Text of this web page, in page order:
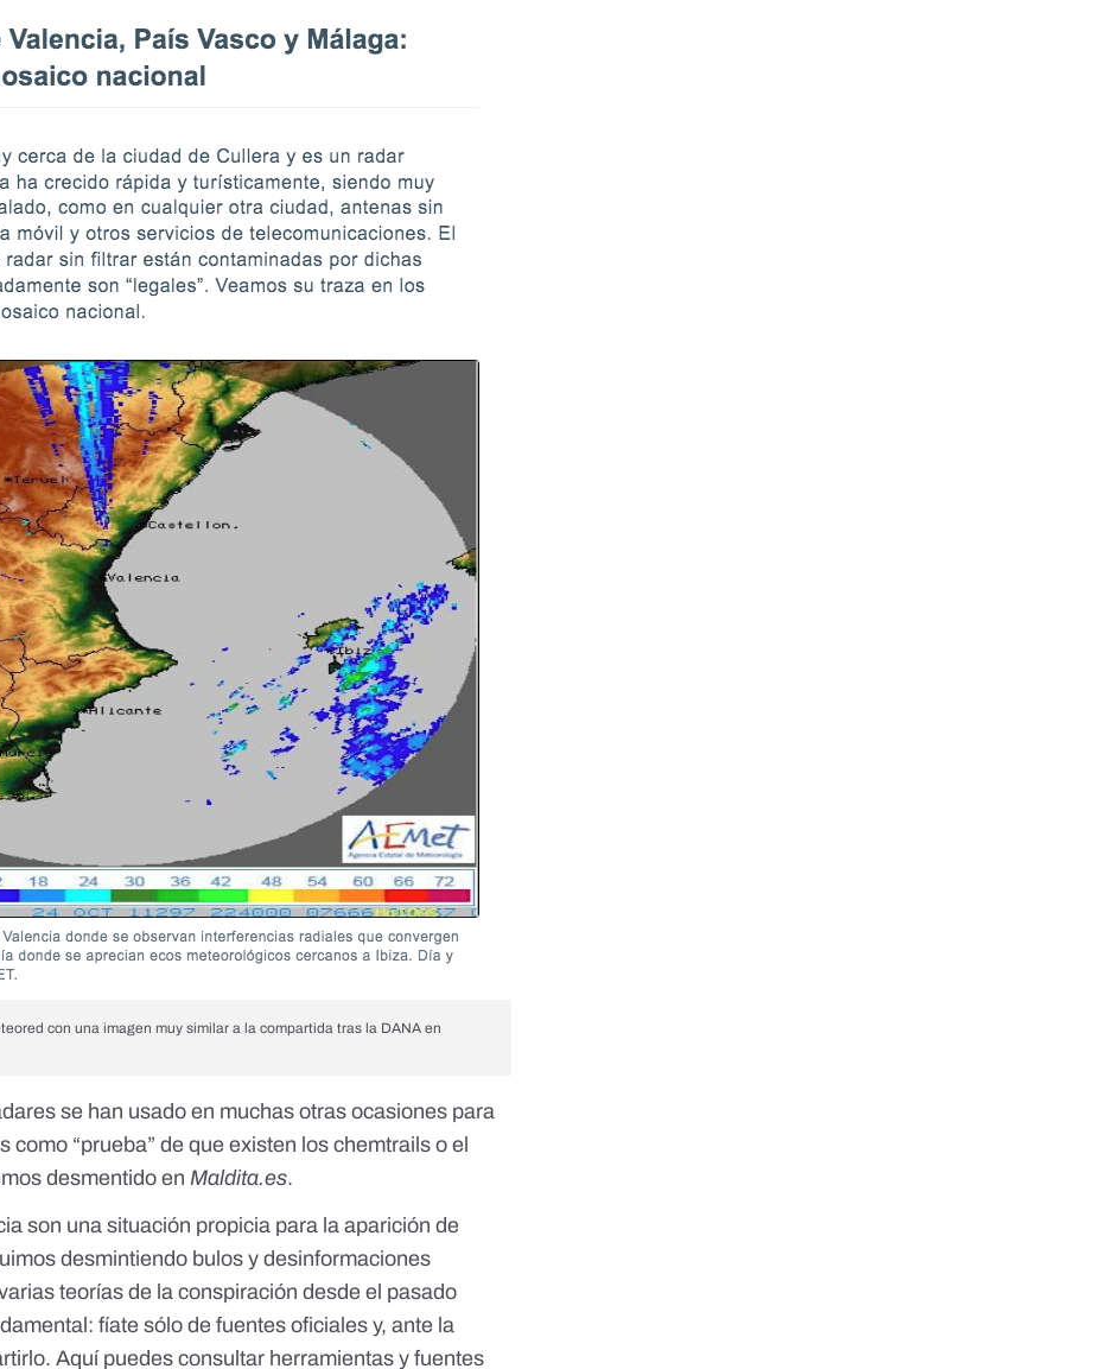
con una imagen muy similar a la compartida tras la DANA en
se han usado en muchas otras ocasiones para
“prueba” de que existen los chemtrails o el
desmentido enMaldita.es.
son una situación propicia para la aparición de
desmintiendo bulos y desinformaciones
teorías de la conspiración desde el pasado
fíate sólo de fuentes oficiales y, ante la
Aquí puedes consultar herramientas y fuentes